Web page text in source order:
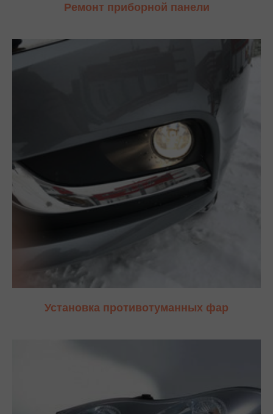
Ремонт приборной панели
Установка противотуманных фар